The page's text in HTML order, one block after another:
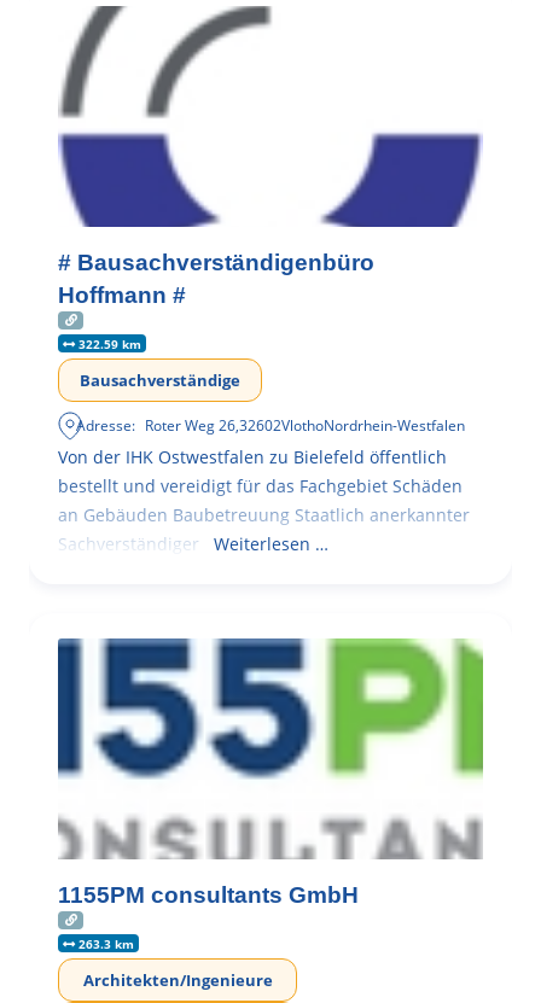
# Bausachverständigenbüro
Hoffmann #
322.59 km
Bausachverständige
Adresse: Roter Weg 26,32602VlothoNordrhein-Westfalen
Von der IHK Ostwestfalen zu Bielefeld öffentlich
bestellt und vereidigt für das Fachgebiet Schäden
an Gebäuden Baubetreuung Staatlich anerkannter
Sachverständiger
Weiterlesen …
1155PM consultants GmbH
263.3 km
Architekten/Ingenieure